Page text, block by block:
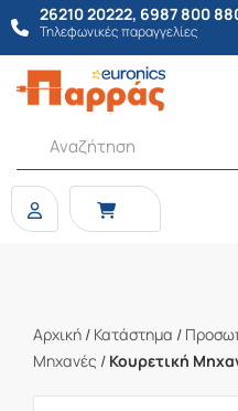
26210 20222, 6987 800
Τηλεφωνικές παραγγελίες
Αρχική / Κατάστημα /
Μηχανές / Κουρετική